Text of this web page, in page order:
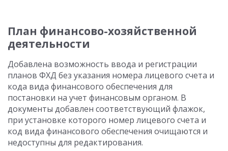
План финансово-хозяйственной
деятельности
Добавлена возможность ввода и регистрации
планов ФХД без указания номера лицевого счета и
кода вида финансового обеспечения для
постановки на учет финансовым органом. В
документы добавлен соответствующий флажок,
при установке которого номер лицевого счета и
код вида финансового обеспечения очищаются и
недоступны для редактирования.